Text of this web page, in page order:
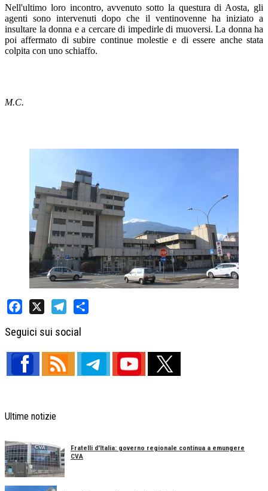
Nell'ultimo loro incontro, avvenuto sotto la questura di Aosta, gli
agenti sono intervenuti dopo che il ventinovenne ha iniziato a
insultare la donna e a cercare di impedirle di muoversi. La donna ha
poi affermato di subire continue molestie e di essere anche stata
colpita con uno schiaffo.
M.C.
Seguici sui social
Ultime notizie
Fratelli d'Italia: governo regionale continua a emungere
CVA